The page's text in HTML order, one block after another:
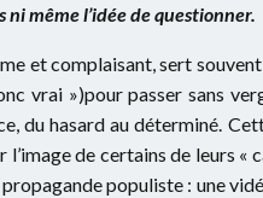
même l’idée de questionner.
et complaisant, sert souvent
vrai »)pour passer sans
du hasard au déterminé.
de certains de leurs «
populiste : une